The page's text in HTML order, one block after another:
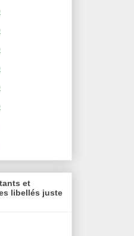
et
libellés juste